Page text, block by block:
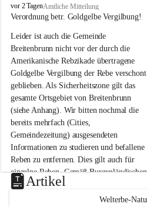
B
r
i
t
e
n
b
r
u
n
n
a
m
N
e
u
s
vor 2 TagenAmtliche Mitteilung
Verordnung betr. Goldgelbe Vergilbung!
Leider ist auch die Gemeinde
Breitenbrunn nicht vor der durch die
Amerikanische Rebzikade übertragene
Goldgelbe Vergilbung der Rebe verschont
geblieben. Als Sicherheitszone gilt das
gesamte Ortsgebiet von Breitenbrunn
(siehe Anhang). Wir bitten nochmal die
bereits mehrfach (Cities,
Gemeindezeitung) ausgesendeten
Informationen zu studieren und befallene
Reben zu entfernen. Dies gilt auch für
einzelne Reben. Gemäß
Weinbaugesetz sind nicht gepflegte oder
unzulässige Weingärten zu roden! Bitte
Artikel
Welterbe-